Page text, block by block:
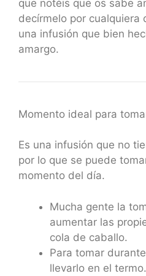
que notéis que os sabe
decírmelo por cualquiera
una infusión que bien
amargo.
Momento ideal para
Es una infusión que no
por lo que se puede
momento del día.
Mucha gente la
aumentar las
cola de caballo.
Para tomar
llevarlo en el termo.